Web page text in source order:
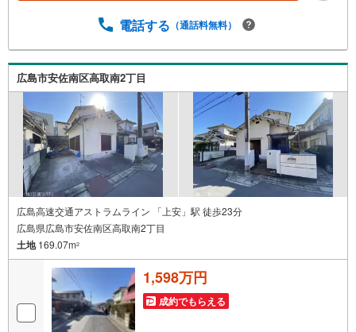
くのお客様に信頼と信用を頂き、広島県下でも有数の不動
心」これからもこの精神を大切に、お客様へのサポートを
させて頂きます。株式会社日東リバティ〒732-0818広島市
南区段原日出2丁目2-22-2F
電話する （通話料無料）
広島市安佐南区高取南2丁目
広島高速交通アストラムライン 「上安」駅 徒歩23分
広島県広島市安佐南区高取南2丁目
土地169.07m2
1,598万円
成約でもらえる